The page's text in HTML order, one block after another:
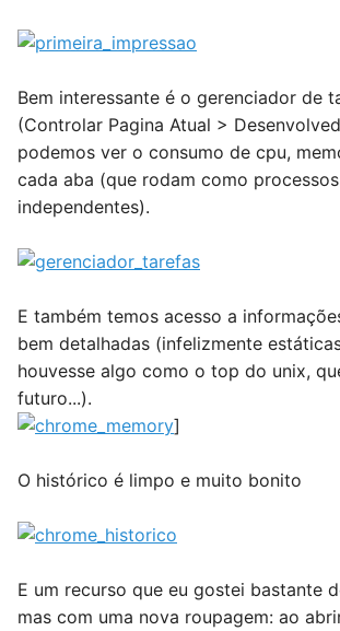
Bem interessante é o gerenciador de
(Controlar Pagina Atual >
podemos ver o consumo de cpu,
cada aba (que rodam como processos
independentes).
E também temos acesso a
bem detalhadas (infelizmente
houvesse algo como o top do unix,
futuro...).
]
O histórico é limpo e muito bonito
E um recurso que eu gostei bastante
mas com uma nova roupagem: ao